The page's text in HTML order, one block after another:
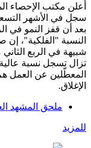
أعلن مكتب الإحصاء
النسبة "الفلكية"، إن
شبيهة في الربع
المعطّلين عن العمل
الإغلاق.
ملحق المشهد العدد
للمزيد